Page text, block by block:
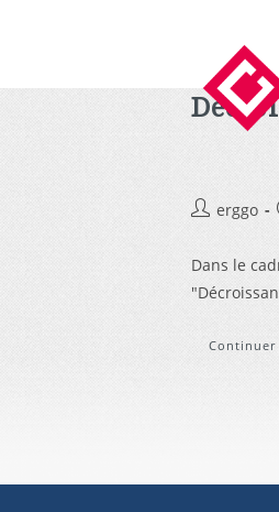
erggo
Dans le
Continuer